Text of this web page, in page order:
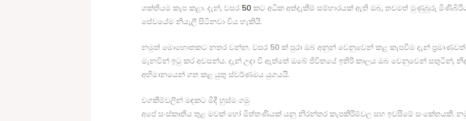
ශක්තියම කැප කළා. දැන්, වසර 50 කට අධික අත්දැකීම් සම්භාරයක් ඇති ඔබ, තවමත් මුණුබුරු
සේවයේම නියැලී සිටිනවා විය හැකියි.
නමුත් මොහොතකට නතර වන්න. වසර 50 ක් පුරා ඔබ අනුන් වෙනුවෙන් කළ කැපවීම දැන්
මැනවින් ඉටු කර අවසන්ය. දැන් උදා වී ඇත්තේ ඔබේ ජීවිතයේ ඉතිරි කාලය ඔබ වෙනුවෙන් සතුටින්,
අභිමානයෙන් ගත කළ යුතු ස්වර්ණමය යුගයයි.
වගකීම්වලින් මඳකට මිදී හුස්ම ගමු
අපේ සංස්කෘතිය තුළ මවක් හෝ මිත්තණියක් යනු නිරන්තර කැපකිරීම්වල සහ ඉවසීමේ සංකේතයකි.